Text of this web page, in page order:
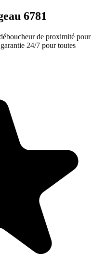
6781
de proximité pour
24/7 pour toutes